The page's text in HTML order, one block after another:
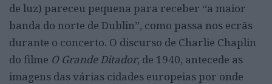
de luz) pareceu pequena para receber “a maior
banda do norte de Dublin”, como passa nos ecrãs
durante o concerto. O discurso de Charlie Chaplin
do filme O Grande Ditador, de 1940, antecede as
imagens das várias cidades europeias por onde